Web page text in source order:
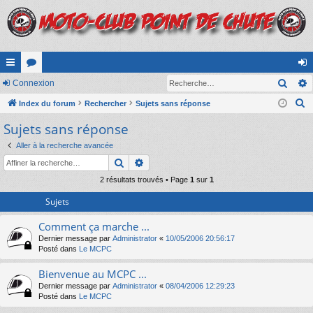
cc
ès
ra
pi
de
or
u
m
s
on
ne
Connexion
Index du forum Rechercher Sujets sans réponse
c
h
Sujets sans réponse
Aller à la recherche avancée
Rechercher
2 résultats trouvés • Page 1 sur 1
Sujets
Comment ça marche ...
Dernier message par Administrator « 10/05/2006 20:56:17
Posté dans Le MCPC
Bienvenue au MCPC ...
Dernier message par Administrator « 08/04/2006 12:29:23
Posté dans Le MCPC